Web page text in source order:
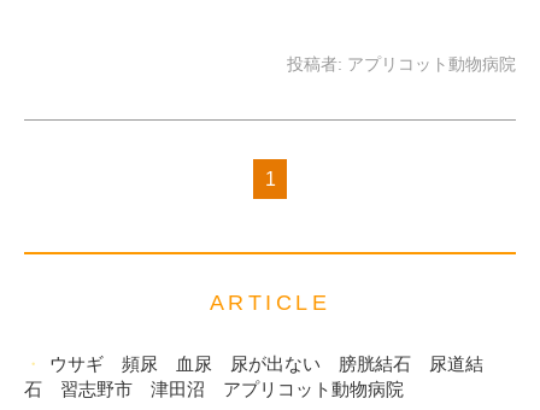
投稿者: アプリコット動物病院
1
ARTICLE
ウサギ 頻尿 血尿 尿が出ない 膀胱結石 尿道結
石 習志野市 津田沼 アプリコット動物病院